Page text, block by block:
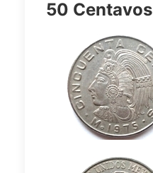
50 Centavos